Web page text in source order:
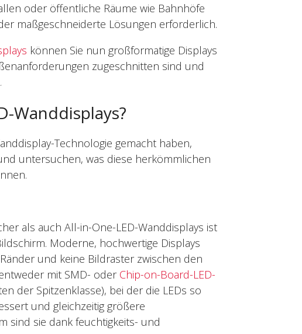
oder öffentliche Räume wie Bahnhöfe
maßgeschneiderte Lösungen erforderlich.
können Sie nun großformatige Displays
zugeschnitten sind und
Wanddisplays?
Technologie gemacht haben,
untersuchen, was diese herkömmlichen
als auch All-in-One-LED-Wanddisplays ist
Moderne, hochwertige Displays
und keine Bildraster zwischen den
mit SMD- oder Chip-on-Board-LED-
der Spitzenklasse), bei der die LEDs so
und gleichzeitig größere
sind sie dank feuchtigkeits- und